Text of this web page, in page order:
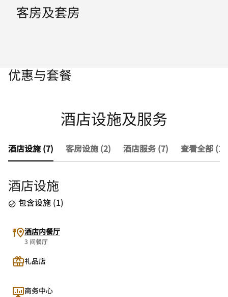
客房及套房
优惠与套餐
酒店设施及服务
酒店设施 (7) 客房设施 (2) 酒店服务 (7) 查看全部
酒店设施
包含设施 (1)
酒店内餐厅
3 间餐厅
礼品店
商务中心